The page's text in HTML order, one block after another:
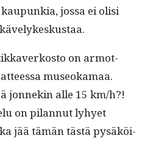
jos­sa ei olisi
on armot­
museoka­maa.
jon­nekin alle 15 km/h?!
on pilan­nut lyhyet
jää tämän tästä pysäköi­